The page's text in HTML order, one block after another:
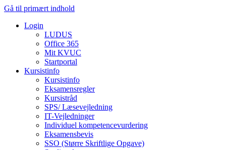
Gå til primært indhold
Login
LUDUS
Office 365
Mit KVUC
Startportal
Kursistinfo
Kursistinfo
Eksamensregler
Kursistråd
SPS/ Læsevejledning
IT-Vejledninger
Individuel kompetencevurdering
Eksamensbevis
SSO (Større Skriftlige Opgave)